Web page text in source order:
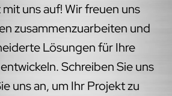
uns auf! Wir freuen uns
zusammenzuarbeiten und
Lösungen für Ihre
Schreiben Sie uns
uns an, um Ihr Projekt zu